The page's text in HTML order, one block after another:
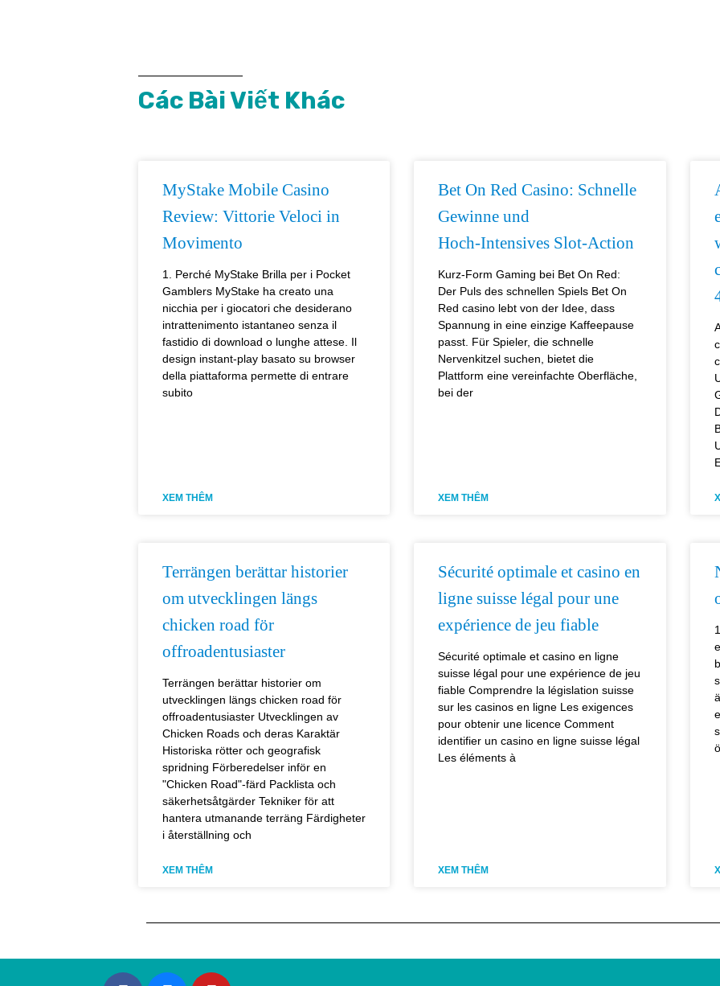
Các Bài Viết Khác
MyStake Mobile Casino
Review: Vittorie Veloci in
Movimento
1. Perché MyStake Brilla per i Pocket
Gamblers MyStake ha creato una
nicchia per i giocatori che desiderano
intrattenimento istantaneo senza il
fastidio di download o lunghe attese. Il
design instant‑play basato su browser
della piattaforma permette di entrare
subito
XEM THÊM
Bet On Red Casino: Schnelle
Gewinne und
Hoch‑Intensives Slot‑Action
Kurz‑Form Gaming bei Bet On Red:
Der Puls des schnellen Spiels Bet On
Red casino lebt von der Idee, dass
Spannung in eine einzige Kaffeepause
passt. Für Spieler, die schnelle
Nervenkitzel suchen, bietet die
Plattform eine vereinfachte Oberfläche,
bei der
XEM THÊM
Terrängen berättar historier
om utvecklingen längs
chicken road för
offroadentusiaster
Terrängen berättar historier om
utvecklingen längs chicken road för
offroadentusiaster Utvecklingen av
Chicken Roads och deras Karaktär
Historiska rötter och geografisk
spridning Förberedelser inför en
"Chicken Road"-färd Packlista och
säkerhetsåtgärder Tekniker för att
hantera utmanande terräng Färdigheter
i återställning och
XEM THÊM
Sécurité optimale et casino en
ligne suisse légal pour une
expérience de jeu fiable
Sécurité optimale et casino en ligne
suisse légal pour une expérience de jeu
fiable Comprendre la législation suisse
sur les casinos en ligne Les exigences
pour obtenir une licence Comment
identifier un casino en ligne suisse légal
Les éléments à
XEM THÊM